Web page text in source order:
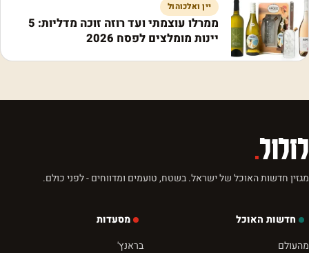
יין ואלכוהול
ממרלו עוצמתי ועד רוזה זוכה מדליות: 5
יינות מומלצים לפסח 2026
לזלול.
מגזין חדשות האוכל של ישראל. בשטח, טועמים ומדווחים - לפני כולם.
חדשות האוכל
מהעולם
מסעדות
בראנץ'